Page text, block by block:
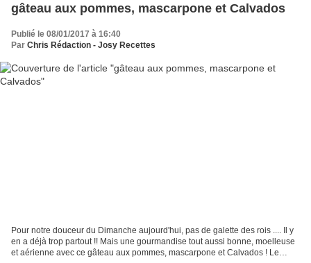
gâteau aux pommes, mascarpone et Calvados
Publié le 08/01/2017 à 16:40
Par Chris Rédaction - Josy Recettes
Pour notre douceur du Dimanche aujourd'hui, pas de galette des rois .... Il y
en a déjà trop partout !! Mais une gourmandise tout aussi bonne, moelleuse
et aérienne avec ce gâteau aux pommes, mascarpone et Calvados ! Le